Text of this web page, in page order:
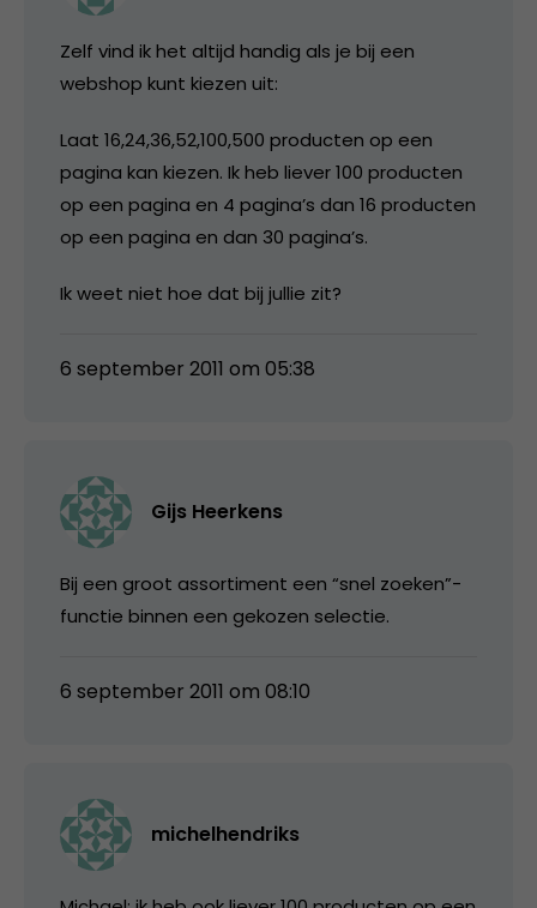
Zelf vind ik het altijd handig als je bij een
webshop kunt kiezen uit:
Laat 16,24,36,52,100,500 producten op een
pagina kan kiezen. Ik heb liever 100 producten
op een pagina en 4 pagina’s dan 16 producten
op een pagina en dan 30 pagina’s.
Ik weet niet hoe dat bij jullie zit?
6 september 2011 om 05:38
Gijs Heerkens
Bij een groot assortiment een “snel zoeken”-
functie binnen een gekozen selectie.
6 september 2011 om 08:10
michelhendriks